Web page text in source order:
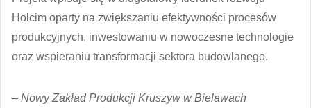
Holcim oparty na zwiększaniu efektywności procesów
produkcyjnych, inwestowaniu w nowoczesne technologie
oraz wspieraniu transformacji sektora budowlanego.
– Nowy Zakład Produkcji Kruszyw w Bielawach